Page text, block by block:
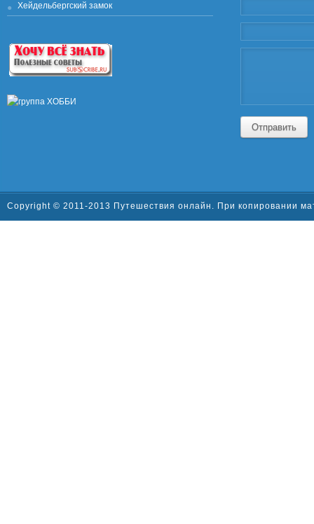
Хейдельбергский замок
Отправить
Copyright © 2011-2013 Путешествия онлайн. При копировании